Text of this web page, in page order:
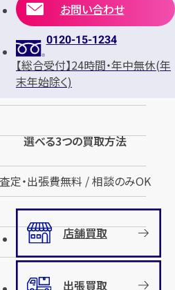
お問い合わせ
0120-15-1234
【総合受付】24時間・年中無休(年
末年始除く)
選べる3つの買取方法
査定・出張費無料 / 相談のみOK
店舗買取
出張買取